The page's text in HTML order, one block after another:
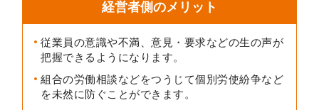
経営者側のメリット
従業員の意識や不満、意見・要求などの生の声が
把握できるようになります。
組合の労働相談などをつうじて個別労使紛争など
を未然に防ぐことができます。